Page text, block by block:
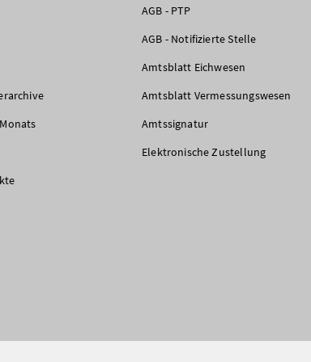
AGB - PTP
AGB - Notifizierte Stelle
Amtsblatt Eichwesen
Amtsblatt Vermessungswesen
Amtssignatur
Elektronische Zustellung